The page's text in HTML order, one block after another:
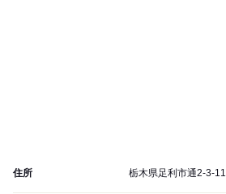
住所 栃木県足利市通2-3-11